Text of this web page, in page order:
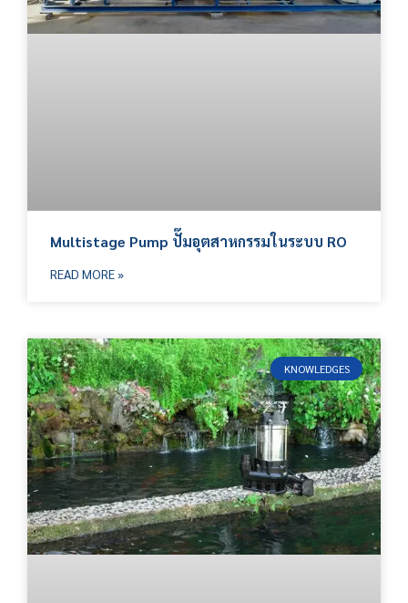
Multistage Pump ปั๊มอุตสาหกรรมในระบบ RO
READ MORE »
KNOWLEDGES